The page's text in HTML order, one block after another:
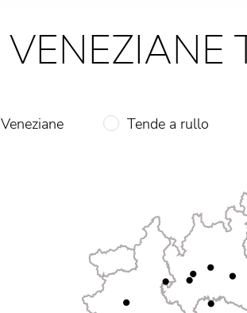
VENEZIANE
Veneziane Tende a rullo